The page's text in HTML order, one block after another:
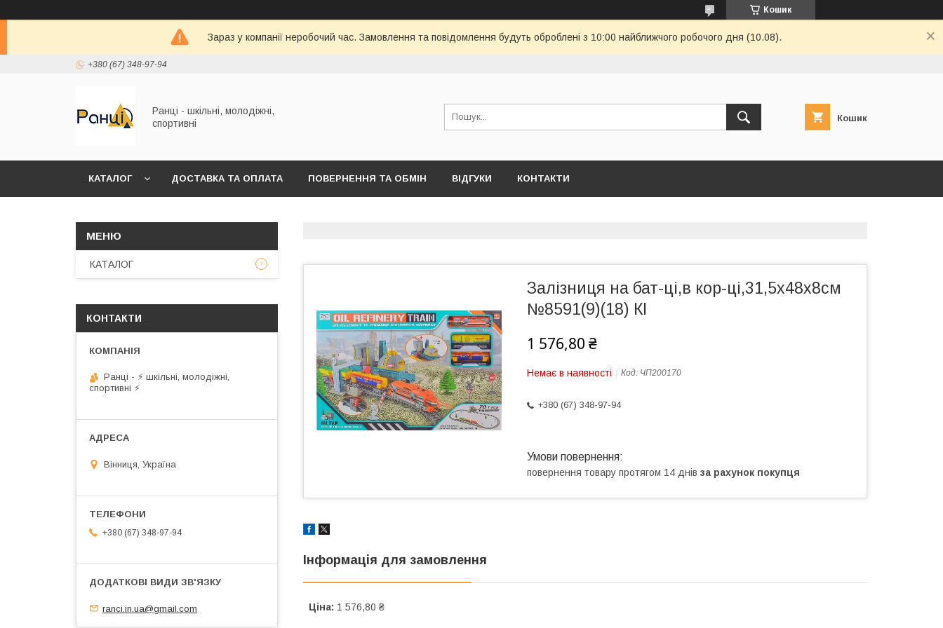
Кошик
Зараз у компанії неробочий час. Замовлення та повідомлення будуть оброблені з 10:00 найближчого робочого дня (10.08).
+380 (67) 348-97-94
Ранці - шкільні, молодіжні,
спортивні
Кошик
КАТАЛОГ ДОСТАВКА ТА ОПЛАТА ПОВЕРНЕННЯ ТА ОБМІН ВІДГУКИ КОНТАКТИ
Залізниця на бат-ці,в кор-ці,31,5х48х8см
№8591(9)(18) КІ
1 576,80 ₴
Немає в наявності Код: ЧП200170
+380 (67) 348-97-94
повернення товару протягом 14 днів за рахунок покупця
Інформація для замовлення
Ціна: 1 576,80 ₴
КАТАЛОГ
КОНТАКТИ
Ранці - ⚡ шкільні, молодіжні,
спортивні ⚡
Вінниця, Україна
+380 (67) 348-97-94
ranci.in.ua@gmail.com